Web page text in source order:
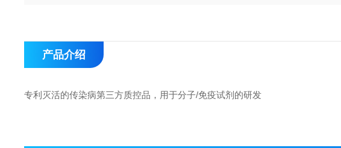
产品介绍
专利灭活的传染病第三方质控品，用于分子/免疫试剂的研发